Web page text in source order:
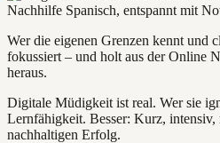
Wer die eigenen Grenzen kennt und
fokussiert – und holt aus der Online
heraus.
Digitale Müdigkeit ist real. Wer sie
Lernfähigkeit. Besser: Kurz, intensiv,
nachhaltigen Erfolg.